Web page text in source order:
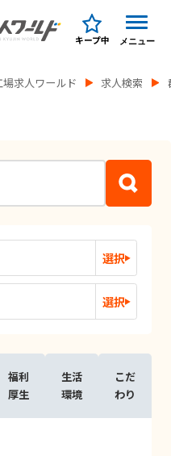
キープ中 メニュー
求人ワールド 求人検索
選択
選択
福利
厚生
生活
環境
こだ
わり